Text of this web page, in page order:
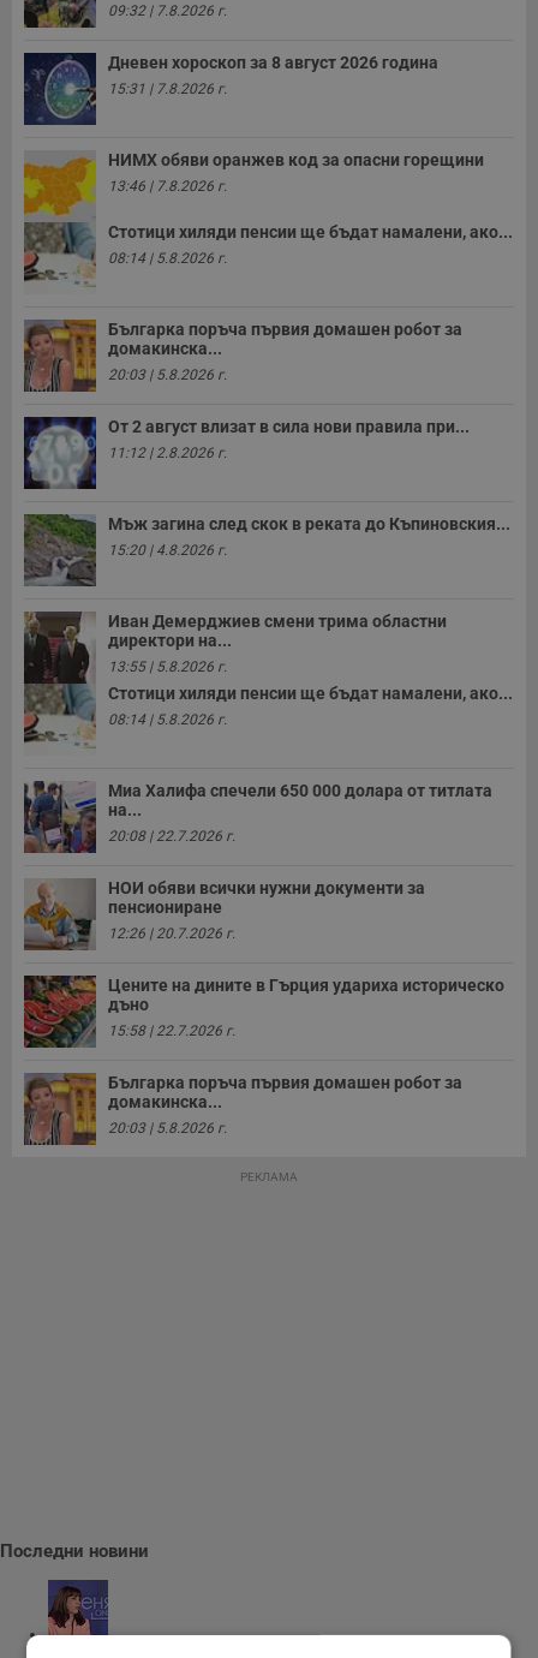
09:32 | 7.8.2026 г.
Дневен хороскоп за 8 август 2026 година
15:31 | 7.8.2026 г.
НИМХ обяви оранжев код за опасни горещини
13:46 | 7.8.2026 г.
Стотици хиляди пенсии ще бъдат намалени, ако...
08:14 | 5.8.2026 г.
Българка поръча първия домашен робот за
домакинска...
20:03 | 5.8.2026 г.
От 2 август влизат в сила нови правила при...
11:12 | 2.8.2026 г.
Мъж загина след скок в реката до Къпиновския...
15:20 | 4.8.2026 г.
Иван Демерджиев смени трима областни
директори на...
13:55 | 5.8.2026 г.
Стотици хиляди пенсии ще бъдат намалени, ако...
08:14 | 5.8.2026 г.
Миа Халифа спечели 650 000 долара от титлата
на...
20:08 | 22.7.2026 г.
НОИ обяви всички нужни документи за
пенсиониране
12:26 | 20.7.2026 г.
Цените на дините в Гърция удариха историческо
дъно
15:58 | 22.7.2026 г.
Българка поръча първия домашен робот за
домакинска...
20:03 | 5.8.2026 г.
РЕКЛАМА
Последни новини